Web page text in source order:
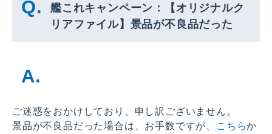
艦これキャンペーン：【オリジナルク
リアファイル】景品が不良品だった
ご迷惑をおかけしており、申し訳ございません。
景品が不良品だった場合は、お手数ですが、
こちらか